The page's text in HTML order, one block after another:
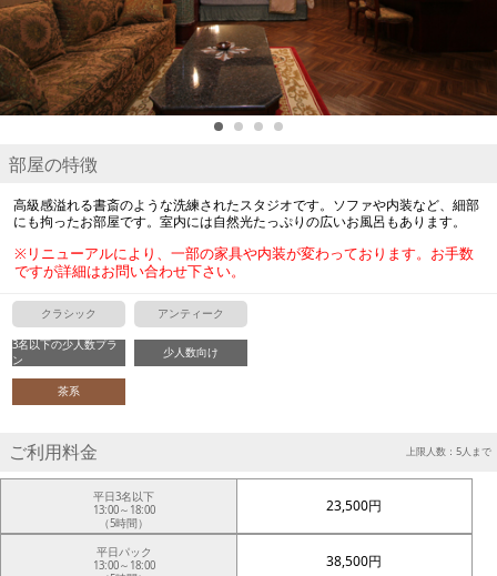
部屋の特徴
高級感溢れる書斎のような洗練されたスタジオです。ソファや内装など、細部
にも拘ったお部屋です。室内には自然光たっぷりの広いお風呂もあります。
※リニューアルにより、一部の家具や内装が変わっております。お手数
ですが詳細はお問い合わせ下さい。
クラシック アンティーク
3名以下の少人数プラ
ン
少人数向け
茶系
ご利用料金 上限人数：5人まで
平日3名以下
13:00～18:00
（5時間）
23,500円
平日パック
13:00～18:00
38,500円